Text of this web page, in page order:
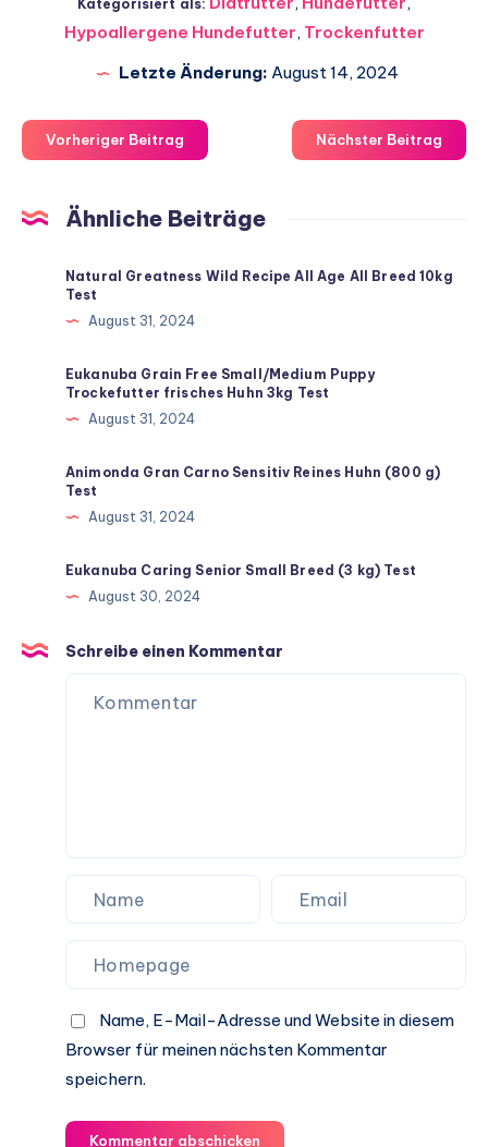
Kategorisiert als:
Hypoallergene Hundefutter, Trockenfutter
Letzte Änderung: August 14, 2024
Vorheriger Beitrag Nächster Beitrag
Ähnliche Beiträge
Natural Greatness Wild Recipe All Age All Breed 10kg
Test
August 31, 2024
Eukanuba Grain Free Small/Medium Puppy
Trockefutter frisches Huhn 3kg Test
August 31, 2024
Animonda Gran Carno Sensitiv Reines Huhn (800 g)
Test
August 31, 2024
Eukanuba Caring Senior Small Breed (3 kg) Test
August 30, 2024
Schreibe einen Kommentar
Name, E-Mail-Adresse und Website in diesem
Browser für meinen nächsten Kommentar
speichern.
Kommentar abschicken